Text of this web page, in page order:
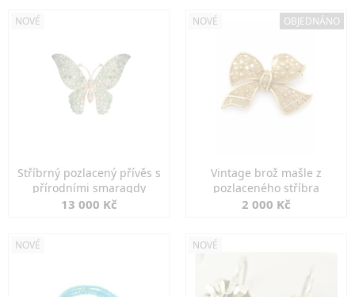
NOVÉ
Stříbrný pozlacený přívěs s
přírodními smaragdy
13 000 Kč
NOVÉ OBJEDNÁNO
Vintage brož mašle z
pozlaceného stříbra
2 000 Kč
NOVÉ NOVÉ